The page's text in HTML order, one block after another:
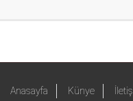
Anasayfa Künye